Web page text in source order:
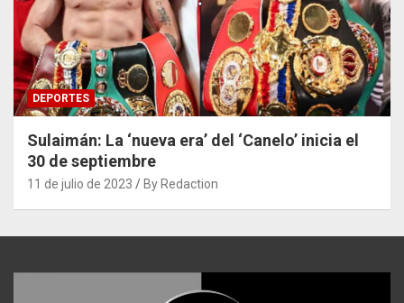
DEPORTES
Sulaimán: La ‘nueva era’ del ‘Canelo’ inicia el
30 de septiembre
11 de julio de 2023 By Redaction